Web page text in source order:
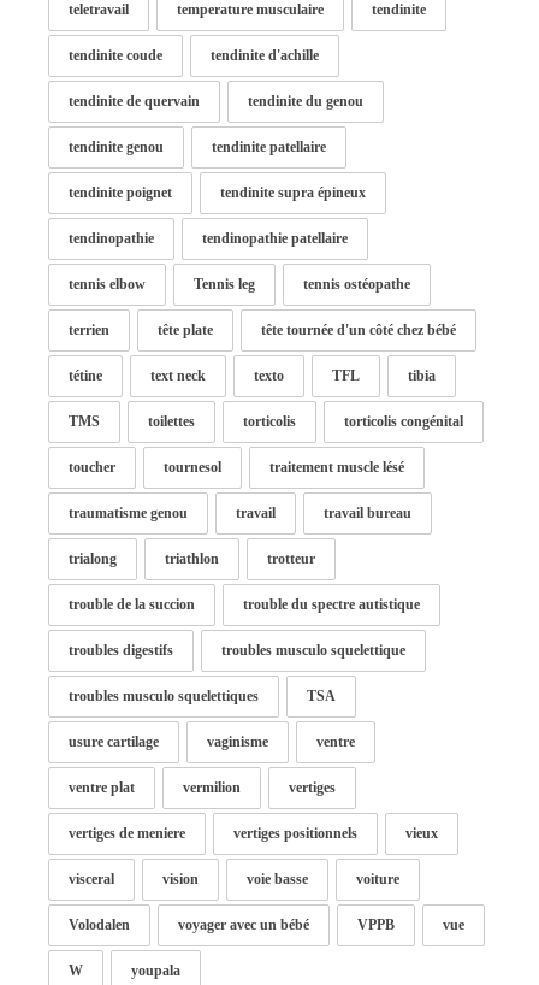
teletravail temperature musculaire tendinite
tendinite coude tendinite d'achille
tendinite de quervain tendinite du genou
tendinite genou tendinite patellaire
tendinite poignet tendinite supra épineux
tendinopathie tendinopathie patellaire
tennis elbow Tennis leg tennis ostéopathe
terrien tête plate tête tournée d'un côté chez bébé
tétine text neck texto TFL tibia
TMS toilettes torticolis torticolis congénital
toucher tournesol traitement muscle lésé
traumatisme genou travail travail bureau
trialong triathlon trotteur
trouble de la succion trouble du spectre autistique
troubles digestifs troubles musculo squelettique
troubles musculo squelettiques TSA
usure cartilage vaginisme ventre
ventre plat vermilion vertiges
vertiges de meniere vertiges positionnels vieux
visceral vision voie basse voiture
Volodalen voyager avec un bébé VPPB vue
W youpala